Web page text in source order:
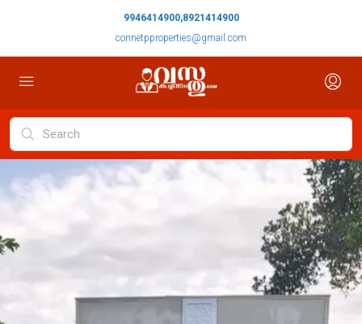
9946414900,8921414900
connetpproperties@gmail.com